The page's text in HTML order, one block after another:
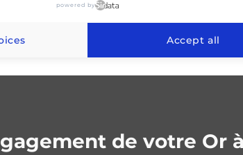
de votre Or
powered by
Accept all